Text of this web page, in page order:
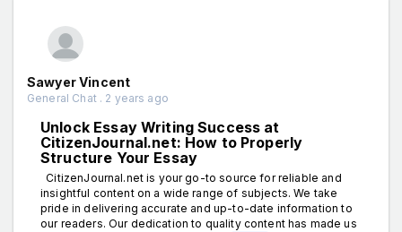
Sawyer Vincent
General Chat . 2 years ago
Unlock Essay Writing Success at
CitizenJournal.net: How to Properly
Structure Your Essay
CitizenJournal.net is your go-to source for reliable and
insightful content on a wide range of subjects. We take
pride in delivering accurate and up-to-date information to
our readers. Our dedication to quality content has made us